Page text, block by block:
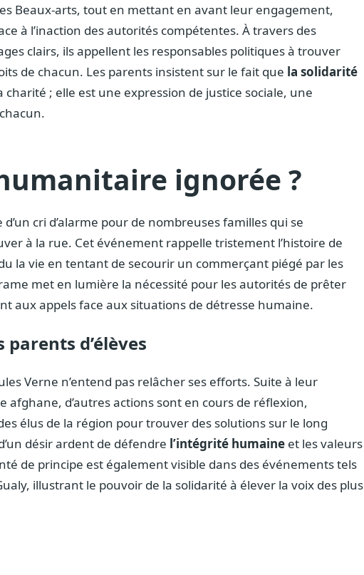
Beaux-arts, tout en mettant en avant leur engagement,
à l’inaction des autorités compétentes. À travers des
clairs, ils appellent les responsables politiques à trouver
de chacun. Les parents insistent sur le fait que la solidarité
; elle est une expression de justice sociale, une
ignorée ?
cri d’alarme pour de nombreuses familles qui se
à la rue. Cet événement rappelle tristement l’histoire de
la vie en tentant de secourir un commerçant piégé par les
met en lumière la nécessité pour les autorités de prêter
aux appels face aux situations de détresse humaine.
parents d’élèves
Verne n’entend pas relâcher ses efforts. Suite à leur
afghane, d’autres actions sont en cours de réflexion,
élus de la région pour trouver des solutions sur le long
désir ardent de défendre l’intégrité humaine et les valeurs
de principe est également visible dans des événements tels
illustrant le pouvoir de la solidarité à élever la voix des plus